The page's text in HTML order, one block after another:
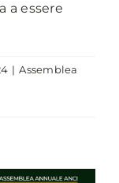
a essere
| Assemblea